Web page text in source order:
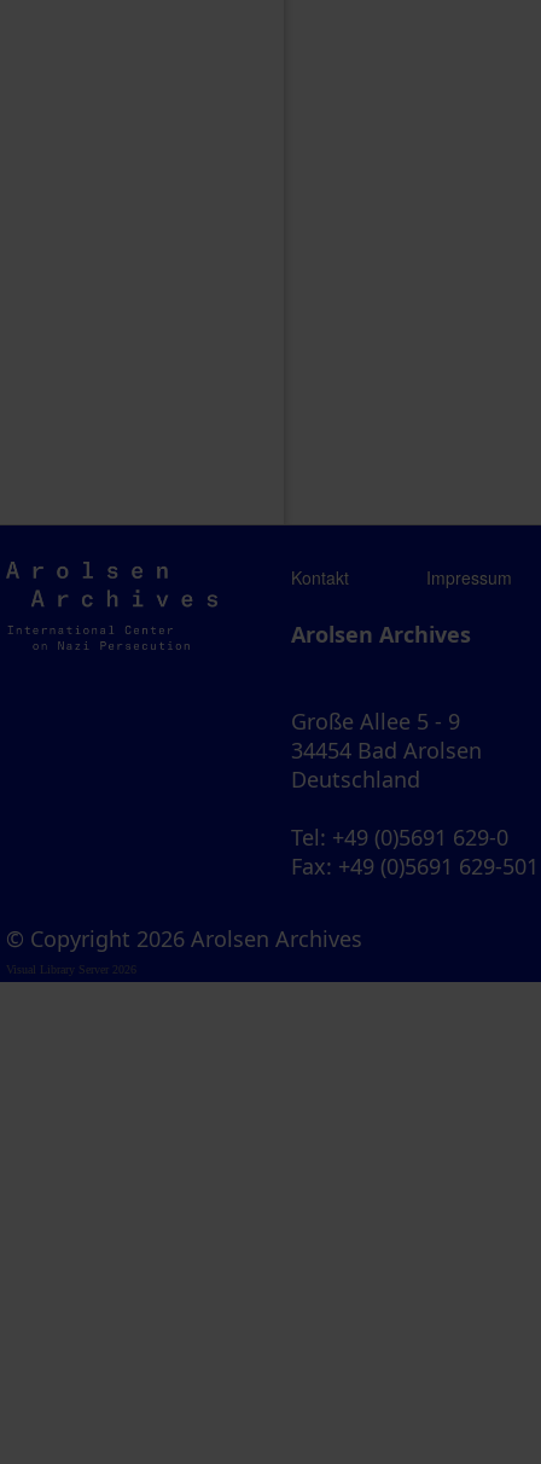
Arolsen
Archives
Kontakt Impressum
Arolsen Archives
Große Allee 5 - 9
34454 Bad Arolsen
Deutschland
Tel: +49 (0)5691 629-0
Fax: +49 (0)5691 629-501
© Copyright 2026 Arolsen Archives
Visual Library Server 2026